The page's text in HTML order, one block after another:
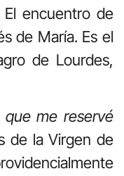
encuentro de
de María. Es el
de Lourdes,
me reservé
de la Virgen de